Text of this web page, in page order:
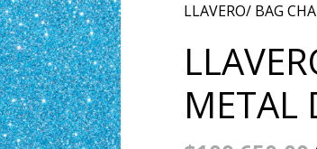
LLAVERO/ BAG
METAL